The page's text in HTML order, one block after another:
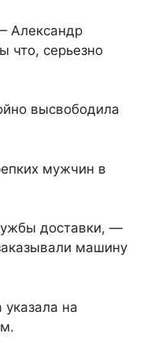
Александр
что, серьезно
высвободила
мужчин в
доставки, —
машину
на